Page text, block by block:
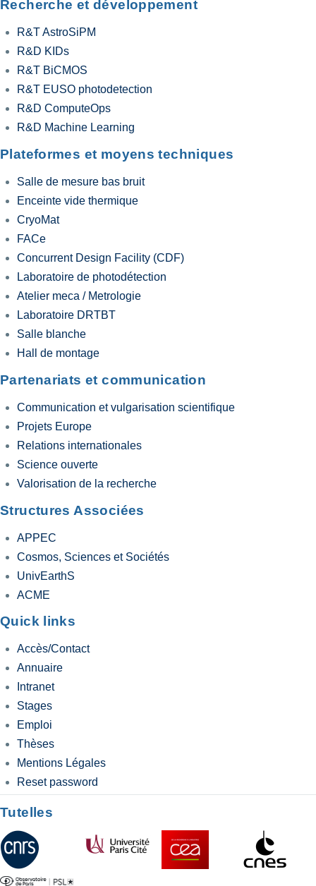
Recherche et développement
R&T AstroSiPM
R&D KIDs
R&T BiCMOS
R&T EUSO photodetection
R&D ComputeOps
R&D Machine Learning
Plateformes et moyens techniques
Salle de mesure bas bruit
Enceinte vide thermique
CryoMat
FACe
Concurrent Design Facility (CDF)
Laboratoire de photodétection
Atelier meca / Metrologie
Laboratoire DRTBT
Salle blanche
Hall de montage
Partenariats et communication
Communication et vulgarisation scientifique
Projets Europe
Relations internationales
Science ouverte
Valorisation de la recherche
Structures Associées
APPEC
Cosmos, Sciences et Sociétés
UnivEarthS
ACME
Quick links
Accès/Contact
Annuaire
Intranet
Stages
Emploi
Thèses
Mentions Légales
Reset password
Tutelles